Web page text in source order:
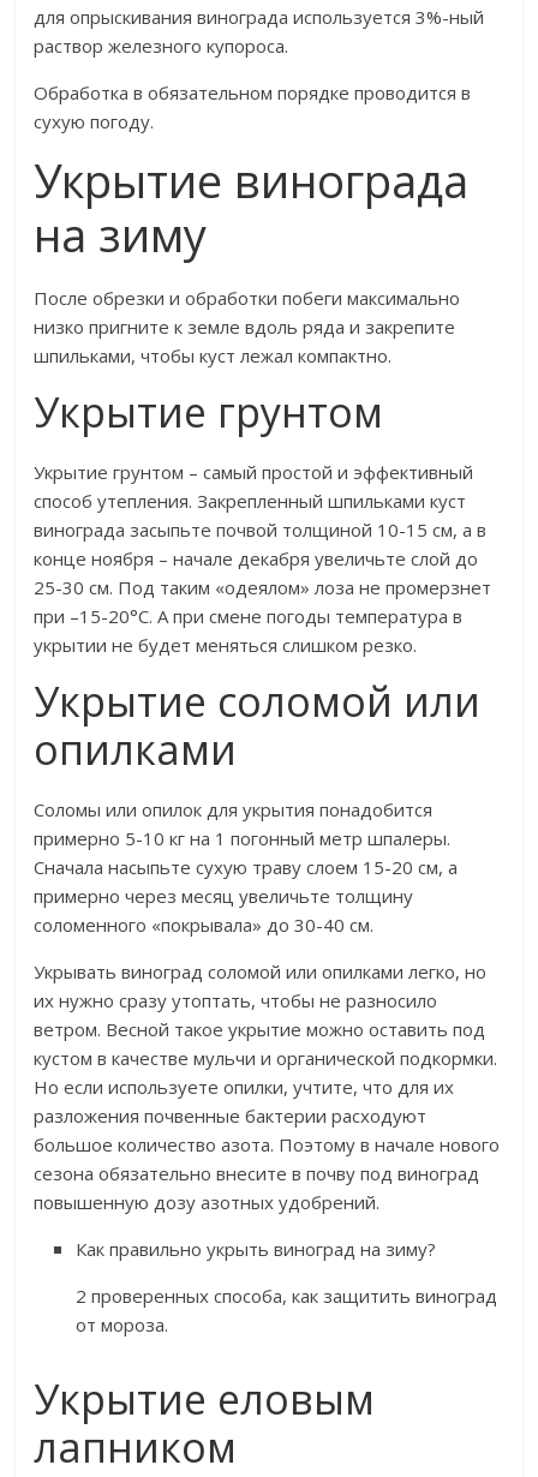
для опрыскивания винограда используется 3%-ный
раствор железного купороса.
Обработка в обязательном порядке проводится в
сухую погоду.
Укрытие винограда
на зиму
После обрезки и обработки побеги максимально
низко пригните к земле вдоль ряда и закрепите
шпильками, чтобы куст лежал компактно.
Укрытие грунтом
Укрытие грунтом – самый простой и эффективный
способ утепления. Закрепленный шпильками куст
винограда засыпьте почвой толщиной 10-15 см, а в
конце ноября – начале декабря увеличьте слой до
25-30 см. Под таким «одеялом» лоза не промерзнет
при –15-20°С. А при смене погоды температура в
укрытии не будет меняться слишком резко.
Укрытие соломой или
опилками
Соломы или опилок для укрытия понадобится
примерно 5-10 кг на 1 погонный метр шпалеры.
Сначала насыпьте сухую траву слоем 15-20 см, а
примерно через месяц увеличьте толщину
соломенного «покрывала» до 30-40 см.
Укрывать виноград соломой или опилками легко, но
их нужно сразу утоптать, чтобы не разносило
ветром. Весной такое укрытие можно оставить под
кустом в качестве мульчи и органической подкормки.
Но если используете опилки, учтите, что для их
разложения почвенные бактерии расходуют
большое количество азота. Поэтому в начале нового
сезона обязательно внесите в почву под виноград
повышенную дозу азотных удобрений.
Как правильно укрыть виноград на зиму?
2 проверенных способа, как защитить виноград
от мороза.
Укрытие еловым
лапником